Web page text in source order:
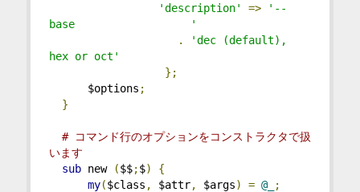
'description'
=>
'--
base                  '
.
'dec (default),
hex or oct'
};
$options ;
}
# コマンド行のオプションをコンストラクタで扱
います
sub new ($$;$)
{
my($class , $attr, $args) = @_
;